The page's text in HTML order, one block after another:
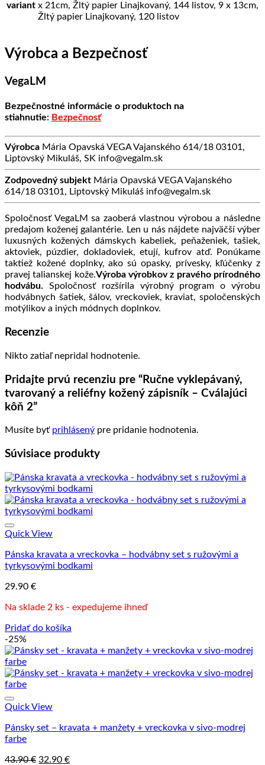
variant x 21cm, Žltý papier Linajkovaný, 144 listov, 9 x 13cm,
Žltý papier Linajkovaný, 120 listov
Výrobca a Bezpečnosť
VegaLM
Bezpečnostné informácie o produktoch na
stiahnutie: Bezpečnosť
Výrobca Mária Opavská VEGA Vajanského 614/18 03101,
Liptovský Mikuláš, SK info@vegalm.sk
Zodpovedný subjekt Mária Opavská VEGA Vajanského
614/18 03101, Liptovský Mikuláš info@vegalm.sk
Spoločnosť VegaLM sa zaoberá vlastnou výrobou a následne
predajom koženej galantérie. Len u nás nájdete najväčší výber
luxusných kožených dámskych kabeliek, peňaženiek, tašiek,
aktoviek, púzdier, dokladoviek, etují, kufrov atď. Ponúkame
taktiež kožené doplnky, ako sú opasky, prívesky, kľúčenky z
pravej talianskej kože.Výroba výrobkov z pravého prírodného
hodvábu. Spoločnosť rozšírila výrobný program o výrobu
hodvábnych šatiek, šálov, vreckoviek, kraviat, spoločenských
motýlikov a iných módnych doplnkov.
Recenzie
Nikto zatiaľ nepridal hodnotenie.
Pridajte prvú recenziu pre “Ručne vyklepávaný,
tvarovaný a reliéfny kožený zápisník – Cválajúci
kôň 2”
Musíte byť prihlásený pre pridanie hodnotenia.
Súvisiace produkty
Quick View
Pánska kravata a vreckovka – hodvábny set s ružovými a
tyrkysovými bodkami
29.90 €
Na sklade 2 ks - expedujeme ihneď
Pridať do košíka
-25%
Quick View
Pánsky set – kravata + manžety + vreckovka v sivo-modrej
farbe
43.90€ Pôvodná
32.90 €Aktuálna